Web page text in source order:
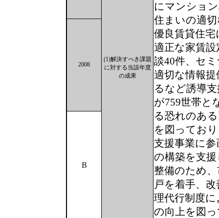
(1)解決すべき課題
に対する当該年度
の成果
にマンショ
住まいの適
優良賃貸住
適正な家賃
談40件、セ
適切な情報
るなど誘導
が759世帯と
る恐れのあ
を図ってお
支援事業に
の構築を支
整備のため
戸を着手、
理代行制度
の向上を図
2008
B